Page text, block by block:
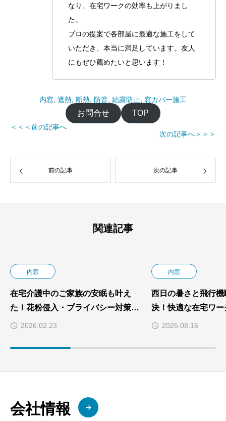
なり、在宅ワークの効率も上がりまし
た。
プロの提案で各部屋に最適な施工をして
いただき、本当に満足しています。友人
にもぜひ薦めたいと思います！
内窓 遮熱 断熱 防音 結露防止 窓カバー施工
お問合せ TOP
＜＜＜前の記事へ
次の記事へ＞＞＞
前の記事 次の記事
関連記事
内窓
在宅介護中のご家族の安眠も叶え
た！花粉侵入・プライバシー対策ま
で一気に解決した断熱リフォーム施
2026.02.23
内窓
西日の暑さと飛行
決！快適な在宅ワ
た内窓施工！
2025.08.16
会社情報